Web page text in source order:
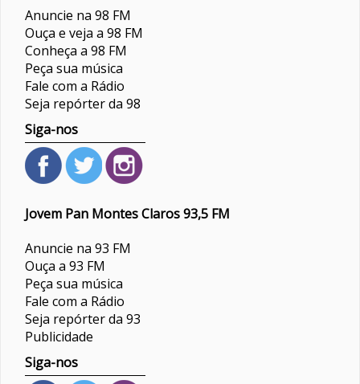
Anuncie na 98 FM
Ouça e veja a 98 FM
Conheça a 98 FM
Peça sua música
Fale com a Rádio
Seja repórter da 98
Siga-nos
Jovem Pan Montes Claros 93,5 FM
Anuncie na 93 FM
Ouça a 93 FM
Peça sua música
Fale com a Rádio
Seja repórter da 93
Publicidade
Siga-nos